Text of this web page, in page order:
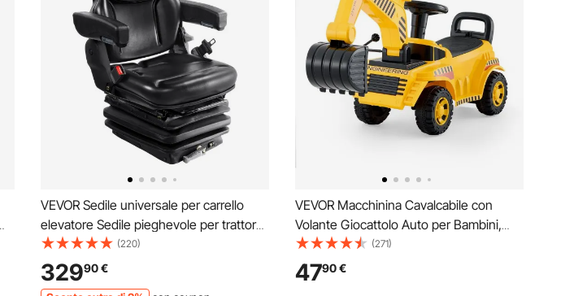
VEVOR Sedile universale per carrello
elevatore Sedile pieghevole per trattore
Schienale ad angolo regolabile Cintura di
sicurezza a microinterruttore Braccioli a
3 livelli per escavatore caricatore
(220)
32990€
VEVOR Macchinina Cavalcabile con
Volante Giocattolo Auto per Bambini,
Capacità 25 kg, Macchina Cavalcabile
Escavatore con Musica per Bambini per
Sviluppo Muscolare ed Equilibrio
(271)
4790€